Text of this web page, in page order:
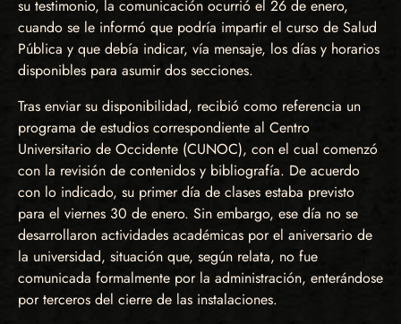
su testimonio, la comunicación ocurrió el 26 de enero,
cuando se le informó que podría impartir el curso de Salud
Pública y que debía indicar, vía mensaje, los días y horarios
disponibles para asumir dos secciones.
Tras enviar su disponibilidad, recibió como referencia un
programa de estudios correspondiente al Centro
Universitario de Occidente (CUNOC), con el cual comenzó
con la revisión de contenidos y bibliografía. De acuerdo
con lo indicado, su primer día de clases estaba previsto
para el viernes 30 de enero. Sin embargo, ese día no se
desarrollaron actividades académicas por el aniversario de
la universidad, situación que, según relata, no fue
comunicada formalmente por la administración, enterándose
por terceros del cierre de las instalaciones.